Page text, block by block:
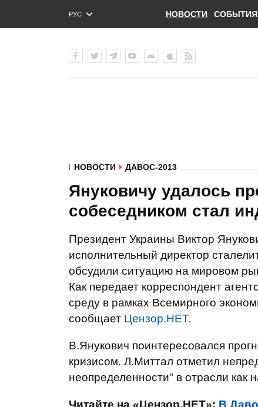
РУС
ENG
НОВОСТИ СОБЫТИЯ
НОВОСТИ ДАВОС-2013
Януковичу удалось
собеседником стал
Президент Украины Виктор
исполнительный директор
обсудили ситуацию на мировом
Как передает корреспондент
среду в рамках Всемирного
сообщает Цензор.НЕТ.
В.Янукович поинтересовался
кризисом. Л.Миттал отметил
неопределенности" в отрасли как
Читайте на «Цензор.НЕТ»: В